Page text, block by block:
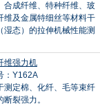
合成纤维、特种纤维、玻
维及金属特细丝等材料干
湿态）的拉伸机械性能测
维强力机
：Y162A
测定棉、化纤、毛等束纤
断裂强力。